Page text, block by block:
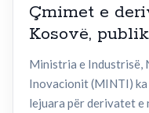
Çmimet e
Kosovë,
Ministria e Industrisë,
Inovacionit (MINTI) ka
lejuara për derivatet e